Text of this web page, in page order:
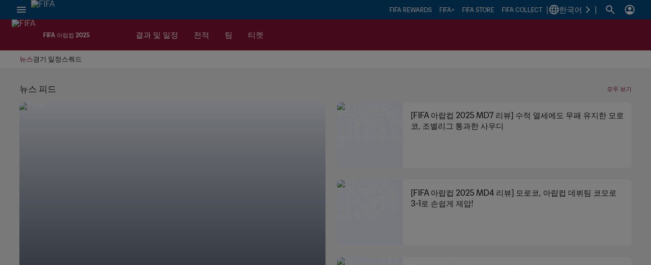
FIFA REWARDS FIFA+ FIFA STORE FIFA COLLECT 한국어
FIFA 아랍컵 2025 결과 및 일정 전적 팀 티켓
뉴스경기 일정스쿼드
뉴스 피드 모두 보기
[FIFA 아랍컵 2025 MD7 리뷰] 수적 열세에도 무패 유지한 모로
코, 조별리그 통과한 사우디
[FIFA 아랍컵 2025 MD4 리뷰] 모로코, 아랍컵 데뷔팀 코모로
3-1로 손쉽게 제압!